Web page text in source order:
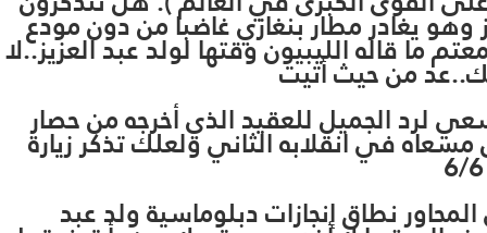
وهو يغادر مطار بنغازي غاضبا من دون مودع
قاله الليبيون وقتها لولد عبد العزيز..لا
من حيث أتيت
لرد الجميل للعقيد الذي أخرجه من حصار
في انقلابه الثاني ولعلك تذكر زيارة
نطاق إنجازات دبلوماسية ولد عبد